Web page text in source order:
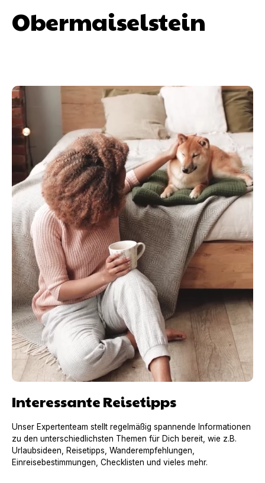
Obermaiselstein
Interessante Reisetipps
Unser Expertenteam stellt regelmäßig spannende Informationen
zu den unterschiedlichsten Themen für Dich bereit, wie z.B.
Urlaubsideen, Reisetipps, Wanderempfehlungen,
Einreisebestimmungen, Checklisten und vieles mehr.